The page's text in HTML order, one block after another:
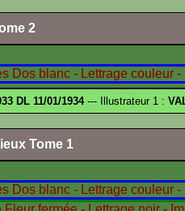
2
DL 11/01/1934--- Illustrateur 1 :
Tome 1